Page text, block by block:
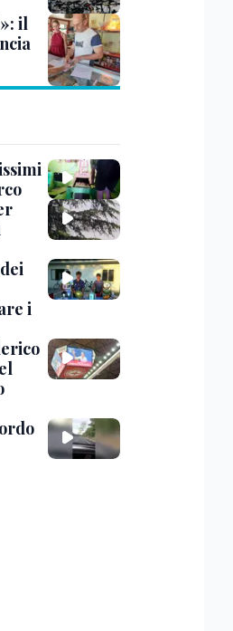
il
i